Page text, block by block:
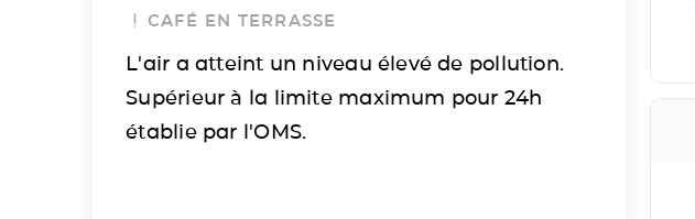
CAFÉ EN TERRASSE
L'air a atteint un niveau élevé de pollution.
Supérieur à la limite maximum pour 24h
établie par l'OMS.